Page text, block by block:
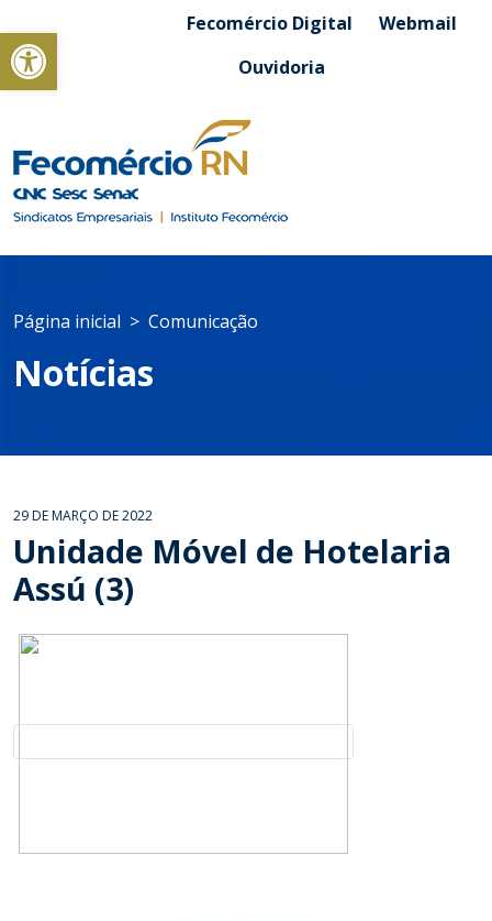
Abrir a barra de ferramentasFecomércio Digital
Webmail
Ouvidoria
Página inicial Comunicação
Notícias
29 DE MARÇO DE 2022
Unidade Móvel de Hotelaria
Assú (3)